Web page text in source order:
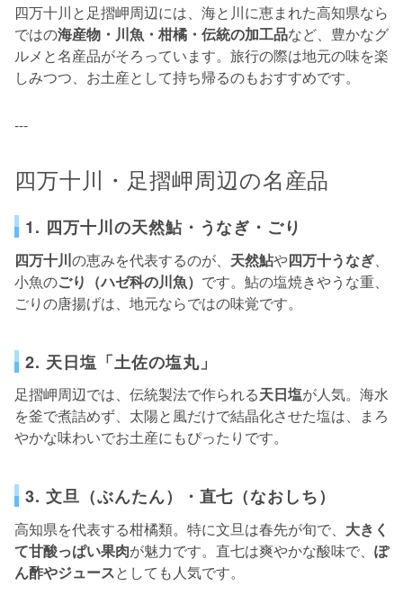
四万十川と足摺岬周辺には、海と川に恵まれた高知県なら
ではの海産物・川魚・柑橘・伝統の加工品など、豊かなグ
ルメと名産品がそろっています。旅行の際は地元の味を楽
しみつつ、お土産として持ち帰るのもおすすめです。
---
四万十川・足摺岬周辺の名産品
1. 四万十川の天然鮎・うなぎ・ごり
四万十川の恵みを代表するのが、 天然鮎や四万十うなぎ
小魚のごり（ハゼ科の川魚） です。鮎の塩焼きやうな重、
ごりの唐揚げは、地元ならではの味覚です。
2. 天日塩「土佐の塩丸」
足摺岬周辺では、伝統製法で作られる天日塩が人気。海水
を釜で煮詰めず、太陽と風だけで結晶化させた塩は、まろ
やかな味わいでお土産にもぴったりです。
3. 文旦（ぶんたん）・直七（なおしち）
高知県を代表する柑橘類。特に文旦は春先が旬で、 大きく
て甘酸っぱい果肉が魅力です。直七は爽やかな酸味で、 ぽ
ん酢やジュースとしても人気です。